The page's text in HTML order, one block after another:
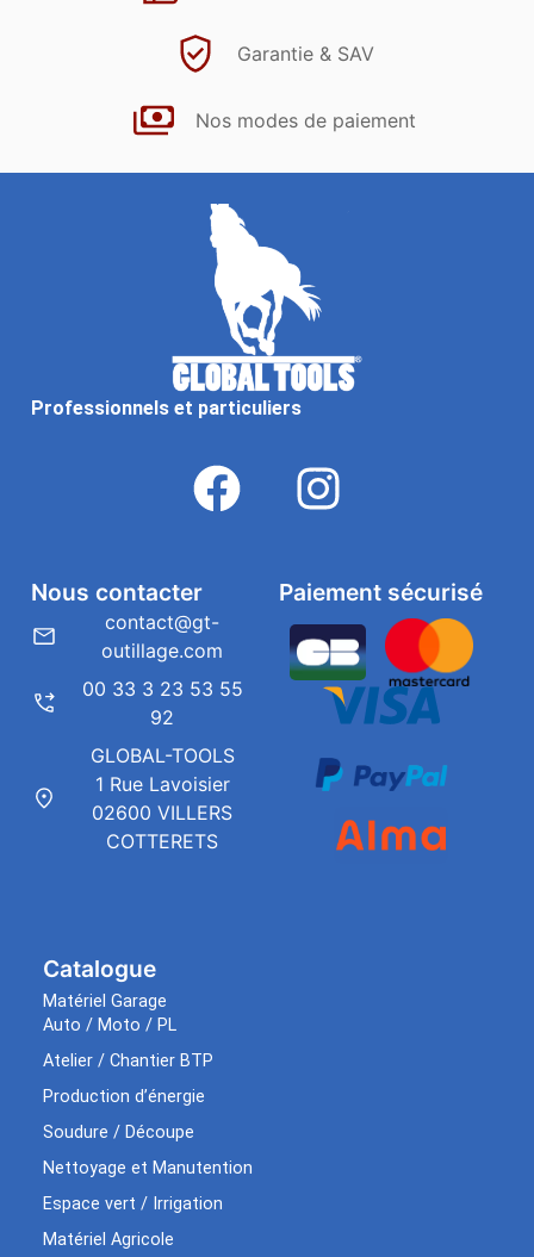
Garantie & SAV
Nos modes de paiement
Professionnels et particuliers
Catalogue
Matériel Garage
Auto / Moto / PL
Atelier / Chantier BTP
Production d’énergie
Soudure / Découpe
Nettoyage et Manutention
Espace vert / Irrigation
Matériel Agricole
Paiement sécurisé
Nous contacter
contact@gt-
outillage.com
00 33 3 23 53 55
92
GLOBAL-TOOLS
1 Rue Lavoisier
02600 VILLERS
COTTERETS